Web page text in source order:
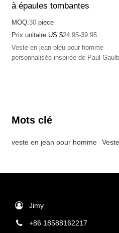
à épaules tombantes
MOQ:30 piece
Prix unitaire:US $24.95-39.95
Veste en jean bleu pour homme
personnalisée inspirée de Paul
Mots clé
veste en jean pour homme
Jimy
+86 18588162217